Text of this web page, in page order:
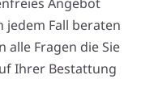
Fall beraten
alle Fragen die Sie
Ihrer Bestattung